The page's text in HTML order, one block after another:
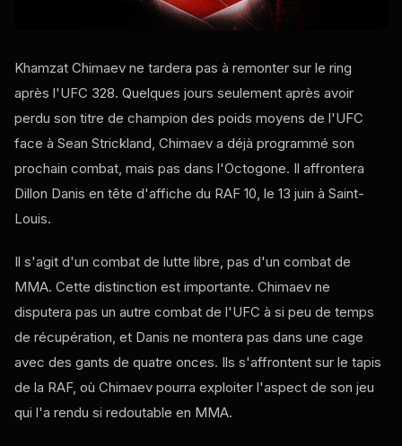
Khamzat Chimaev ne tardera pas à remonter sur le ring
après l'UFC 328. Quelques jours seulement après avoir
perdu son titre de champion des poids moyens de l'UFC
face à Sean Strickland, Chimaev a déjà programmé son
prochain combat, mais pas dans l'Octogone. Il affrontera
Dillon Danis en tête d'affiche du RAF 10, le 13 juin à Saint-
Louis.
Il s'agit d'un combat de lutte libre, pas d'un combat de
MMA. Cette distinction est importante. Chimaev ne
disputera pas un autre combat de l'UFC à si peu de temps
de récupération, et Danis ne montera pas dans une cage
avec des gants de quatre onces. Ils s'affrontent sur le tapis
de la RAF, où Chimaev pourra exploiter l'aspect de son jeu
qui l'a rendu si redoutable en MMA.